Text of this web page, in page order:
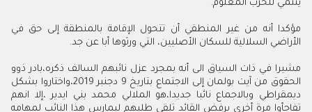
ينتمي للحزب المعلوم.
مؤكدا أنه من غير المنطقي أن تتحول الإقامة بالمنطقة إلى حق في
الأراضي السلالية للسكان الأصليين، التي ورثوها أبا عن جد.
مشيرا في ذات السياق الى أنه بمجرد عزل نائبهم السالف ذكره،بادر ذوو
الحقوق من آيت بولمان إلى الاجتماع بتاريخ 9 دجنبر 2019،واختاروا بشكل
ديمقراطي وبالاجماع نائبا جديدا،هو الملالي محمد بني ايدير ،إلا انهم
تفاجأوا مرة أخرى برفض القائد تلقي طلبهم ليمارس هذا النائب لمهامه